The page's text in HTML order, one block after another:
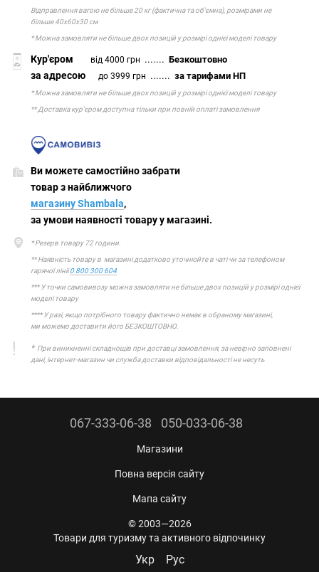
Відправлення вагою не більше 20 кг (фактична та об'ємна), розмірами не
більше 40х60х30 см
* Можна замовляти не більше двох позицій у розмірі однієї моделі товару
Кур'єром від 4000 грн .......Безкоштовно
за адресою до 3999 грн .......за тарифами НП
* Можна замовляти не більше двох позицій у розмірі однієї моделі товару
** Доставка кур'єром доступна тільки при повній оплаті замовлення
Ви можете самостійно забрати
товар з найближчого
магазину Shambala,
за умови наявності товару у магазині.
* Резерв товару 72 години.
** Наявність товару в магазині додатково уточнюйте в чаті чи за телефоном
гарячої лінії0 800 300 604
*** У точки самовивозу можна замовляти не більше двох позицій у розмірі однієї
моделі товару
**** У разі, якщо потрібного товару фактично немає в обраному магазині,
ми можемо доставити його БЕЗКОШТОВНО.
*При виникненні складнощів при доставці замовлення, за невірно заповнені
дані, інтернет-магазин чи служба доставки відповідальності не несуть
067-333-06-38 050-033-06-38
Магазини
Повна версія сайту
Мапа сайту
© 2003—2026
Товари для туризму та активного відпочинку
Укр Рус